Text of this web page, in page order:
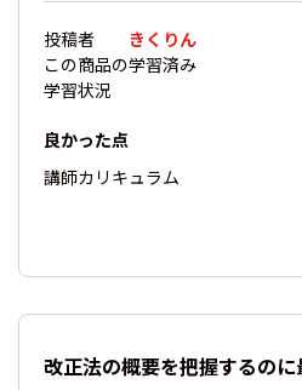
投稿者
きくりん
この商品の
学習状況
学習済み
良かった点
講師カリキュラム
改正法の概要を把握するのに